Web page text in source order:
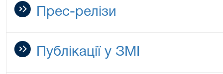
Прес-релізи
Публікації у ЗМІ